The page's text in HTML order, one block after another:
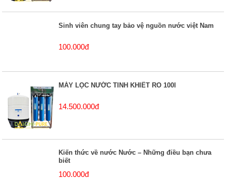
Sinh viên chung tay bảo vệ nguồn nước việt Nam
100.000đ
MÁY LỌC NƯỚC TINH KHIẾT RO 100l
14.500.000đ
Kiến thức về nước Nước – Những điều bạn chưa
biết
100.000đ